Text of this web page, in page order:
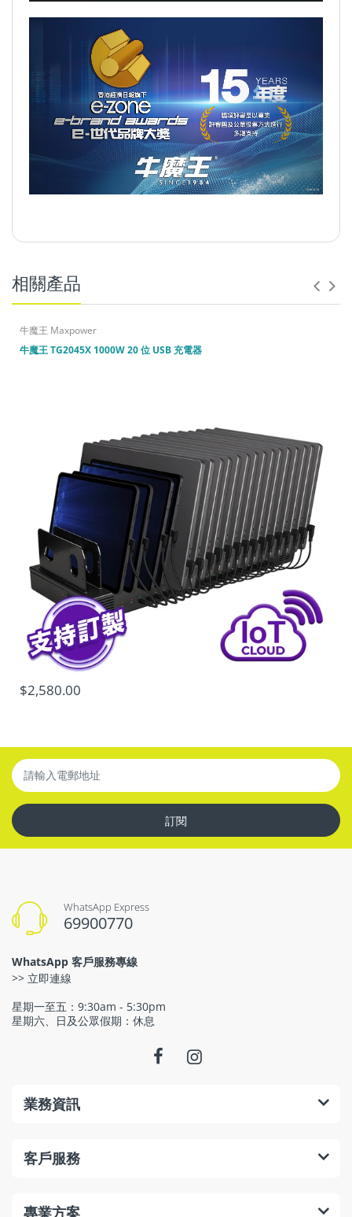
相關產品
牛魔王 Maxpower
牛魔王 TG2045X 1000W 20 位 USB 充電器
$2,580.00
訂閱
WhatsApp Express
69900770
WhatsApp 客戶服務專線
>> 立即連線
星期一至五：9:30am - 5:30pm
星期六、日及公眾假期：休息
業務資訊
客戶服務
專業方案